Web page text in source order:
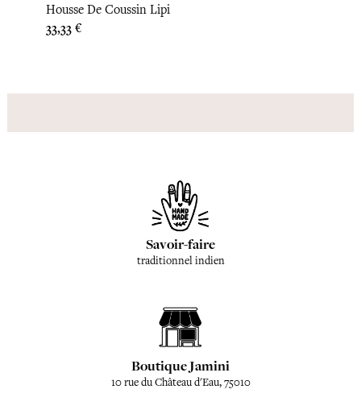
Housse De Coussin Lipi
Prix
33,33 €
Savoir-faire
traditionnel indien
Boutique Jamini
10 rue du Château d'Eau, 75010